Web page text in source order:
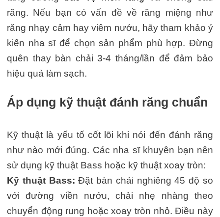
răng. Nếu bạn có vấn đề về răng miệng như
răng nhạy cảm hay viêm nướu, hãy tham khảo ý
kiến nha sĩ để chọn sản phẩm phù hợp. Đừng
quên thay bàn chải 3-4 tháng/lần để đảm bảo
hiệu quả làm sạch.
Áp dụng kỹ thuật đánh răng chuẩn
Kỹ thuật là yếu tố cốt lõi khi nói đến đánh răng
như nào mới đúng. Các nha sĩ khuyên bạn nên
sử dụng kỹ thuật Bass hoặc kỹ thuật xoay tròn:
Kỹ thuật Bass: Đặt bàn chải nghiêng 45 độ so
với đường viền nướu, chải nhẹ nhàng theo
chuyển động rung hoặc xoay tròn nhỏ. Điều này